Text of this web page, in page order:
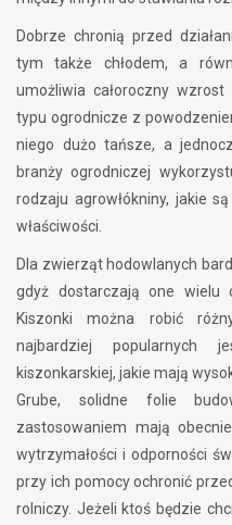
Dobrze chronią przed
tym także chłodem, a
umożliwia całoroczny
typu ogrodnicze z
niego dużo tańsze, a
branży ogrodniczej
rodzaju agrowłókniny, jakie
właściwości.
Dla zwierząt hodowlanych
gdyż dostarczają one wielu
Kiszonki można robić
najbardziej popularnych
kiszonkarskiej, jakie mają
Grube, solidne folie
zastosowaniem mają
wytrzymałości i odporności
przy ich pomocy ochronić
rolniczy. Jeżeli ktoś będzie